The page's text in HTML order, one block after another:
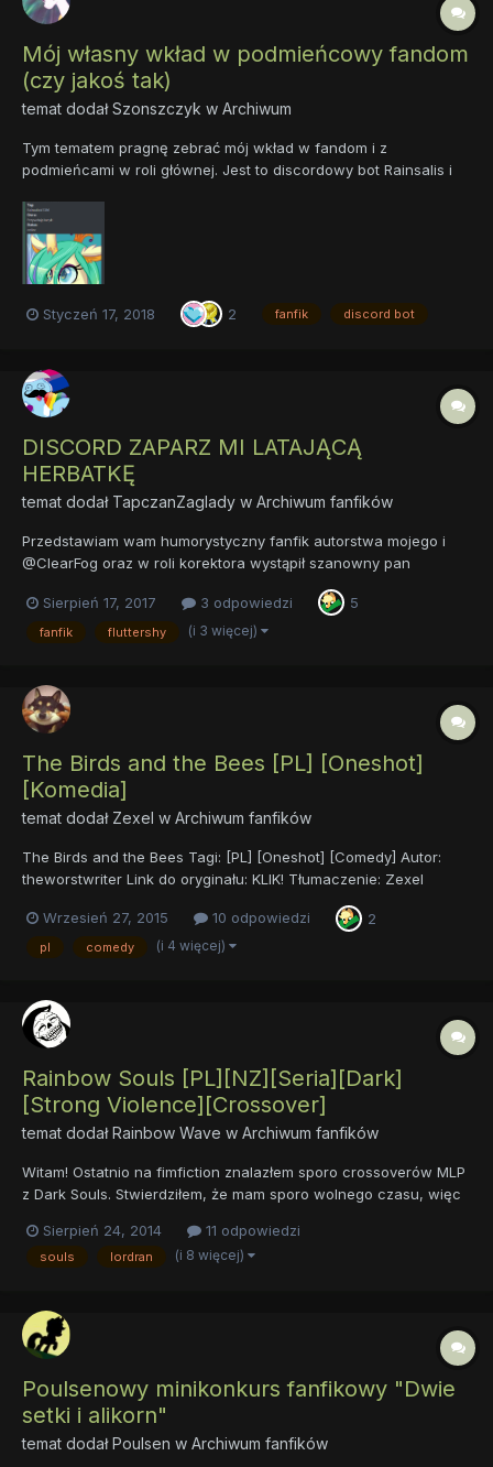
Mój własny wkład w podmieńcowy fandom
(czy jakoś tak)
temat dodałSzonszczyk w Archiwum
Tym tematem pragnę zebrać mój wkład w fandom i z
podmieńcami w roli głównej. Jest to discordowy bot Rainsalis i
tego fika, on opowiada historię nieprzemienionego podmieńca,
który przeżywa ciekawe historie, nawet spotyka Celestie... No...
Styczeń 17, 2018 2 fanfik discord bot
DISCORD ZAPARZ MI LATAJĄCĄ
HERBATKĘ
temat dodał TapczanZaglady w Archiwum fanfików
Przedstawiam wam humorystyczny fanfik autorstwa mojego i
@ClearFog oraz w roli korektora wystąpił szanowny pan
@Szonszczyk.Jest to ulepszona wersja pracy @iCzaRez (halina-
zapasz-mi-meliske)
https://docs.google.com/document/d/16FiLBLseEGUmZ1v0cWVO
Sierpień 17, 2017 3 odpowiedzi 5
fanfik fluttershy (i 3 więcej)
The Birds and the Bees [PL] [Oneshot]
[Komedia]
temat dodał Zexel w Archiwum fanfików
The Birds and the Bees Tagi: [PL] [Oneshot] [Comedy] Autor:
theworstwriter Link do oryginału: KLIK! Tłumaczenie: Zexel
zaprezentować efekt mojej pracy, czyli tłumaczenie dość
popularnego fanfika. W końcu ok. 64,500 wyświetleń to nie jest
Wrzesień 27, 2015 10 odpowiedzi 2
pl comedy (i 4 więcej)
Rainbow Souls [PL][NZ][Seria][Dark]
[Strong Violence][Crossover]
temat dodałRainbow Wave w Archiwum fanfików
Witam! Ostatnio na fimfiction znalazłem sporo crossoverów MLP
z Dark Souls. Stwierdziłem, że mam sporo wolnego czasu, więc
źródłowego, by czerpać przyjemność z czytania (np. ja
przeczytałem kilka z nich zanim wgl poznałem uniwersum DkS i
Sierpień 24, 2014 11 odpowiedzi
souls lordran (i 8 więcej)
Poulsenowy minikonkurs fanfikowy "Dwie
setki i alikorn"
temat dodałPoulsen w Archiwum fanfików